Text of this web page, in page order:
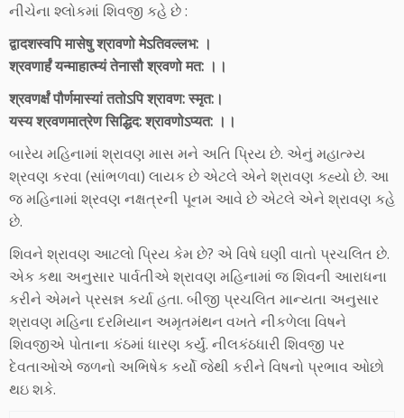
નીચેના શ્લોકમાં શિવજી કહે છે :
द्वादशस्वपि मासेषु श्रावणो मेऽतिवल्लभ: ।
श्रवणार्हं यन्माहात्म्यं तेनासौ श्रवणो मत: ।।
श्रवणर्क्षं पौर्णमास्यां ततोऽपि श्रावण: स्मृत:।
यस्य श्रवणमात्रेण सिद्धिद: श्रावणोऽप्यत: ।।
બારેય મહિનામાં શ્રાવણ માસ મને અતિ પ્રિય છે. એનું મહાત્મ્ય
શ્રવણ કરવા (સાંભળવા) લાયક છે એટલે એને શ્રાવણ કહ્યો છે. આ
જ મહિનામાં શ્રવણ નક્ષત્રની પૂનમ આવે છે એટલે એને શ્રાવણ કહે
છે.
શિવને શ્રાવણ આટલો પ્રિય કેમ છે? એ વિષે ઘણી વાતો પ્રચલિત છે.
એક કથા અનુસાર પાર્વતીએ શ્રાવણ મહિનામાં જ શિવની આરાધના
કરીને એમને પ્રસન્ન કર્યા હતા. બીજી પ્રચલિત માન્યતા અનુસાર
શ્રાવણ મહિના દરમિયાન અમૃતમંથન વખતે નીકળેલા વિષને
શિવજીએ પોતાના કંઠમાં ધારણ કર્યું. નીલકંઠધારી શિવજી પર
દેવતાઓએ જળનો અભિષેક કર્યો જેથી કરીને વિષનો પ્રભાવ ઓછો
થઇ શકે.